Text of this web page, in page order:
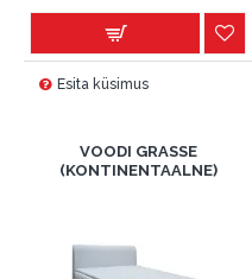
Esita küsimus
VOODI GRASSE
(KONTINENTAALNE)